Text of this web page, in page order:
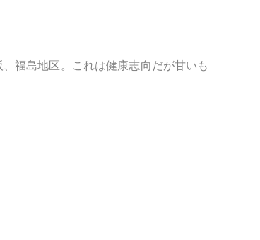
福島地区。これは健康志向だが甘いも